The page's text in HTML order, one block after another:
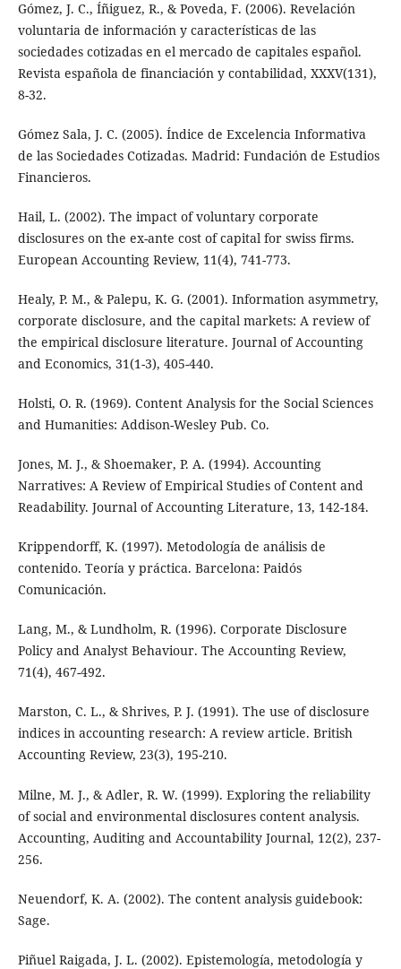
Gómez, J. C., Íñiguez, R., & Poveda, F. (2006). Revelación
voluntaria de información y características de las
sociedades cotizadas en el mercado de capitales español.
Revista española de financiación y contabilidad, XXXV(131),
8-32.
Gómez Sala, J. C. (2005). Índice de Excelencia Informativa
de las Sociedades Cotizadas. Madrid: Fundación de Estudios
Financieros.
Hail, L. (2002). The impact of voluntary corporate
disclosures on the ex-ante cost of capital for swiss firms.
European Accounting Review, 11(4), 741-773.
Healy, P. M., & Palepu, K. G. (2001). Information asymmetry,
corporate disclosure, and the capital markets: A review of
the empirical disclosure literature. Journal of Accounting
and Economics, 31(1-3), 405-440.
Holsti, O. R. (1969). Content Analysis for the Social Sciences
and Humanities: Addison-Wesley Pub. Co.
Jones, M. J., & Shoemaker, P. A. (1994). Accounting
Narratives: A Review of Empirical Studies of Content and
Readability. Journal of Accounting Literature, 13, 142-184.
Krippendorff, K. (1997). Metodología de análisis de
contenido. Teoría y práctica. Barcelona: Paidós
Comunicación.
Lang, M., & Lundholm, R. (1996). Corporate Disclosure
Policy and Analyst Behaviour. The Accounting Review,
71(4), 467-492.
Marston, C. L., & Shrives, P. J. (1991). The use of disclosure
indices in accounting research: A review article. British
Accounting Review, 23(3), 195-210.
Milne, M. J., & Adler, R. W. (1999). Exploring the reliability
of social and environmental disclosures content analysis.
Accounting, Auditing and Accountability Journal, 12(2), 237-
256.
Neuendorf, K. A. (2002). The content analysis guidebook:
Sage.
Piñuel Raigada, J. L. (2002). Epistemología, metodología y